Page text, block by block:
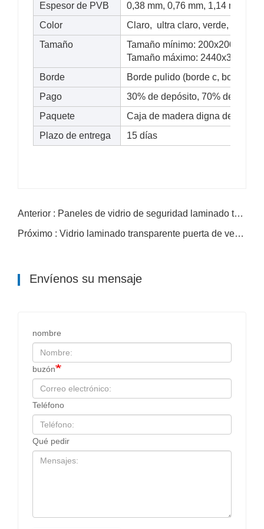
Espesor de PVB
0,38 mm, 0,76 mm, 1,14 mm,
Color
Claro, ultra claro, verde, azul,
Tamaño
Tamaño mínimo: 200x200mm
Tamaño máximo: 2440x3660mm
Borde
Borde pulido (borde c, borde
Pago
30% de depósito, 70% después
Paquete
Caja de madera digna del mar
Plazo de entrega
15 días
Anterior : Paneles de vidrio de seguridad laminado templado transparente
Próximo : Vidrio laminado transparente puerta de ventana de construcción de vidrio de techo
Envíenos su mensaje
nombre
buzón
Teléfono
Qué pedir